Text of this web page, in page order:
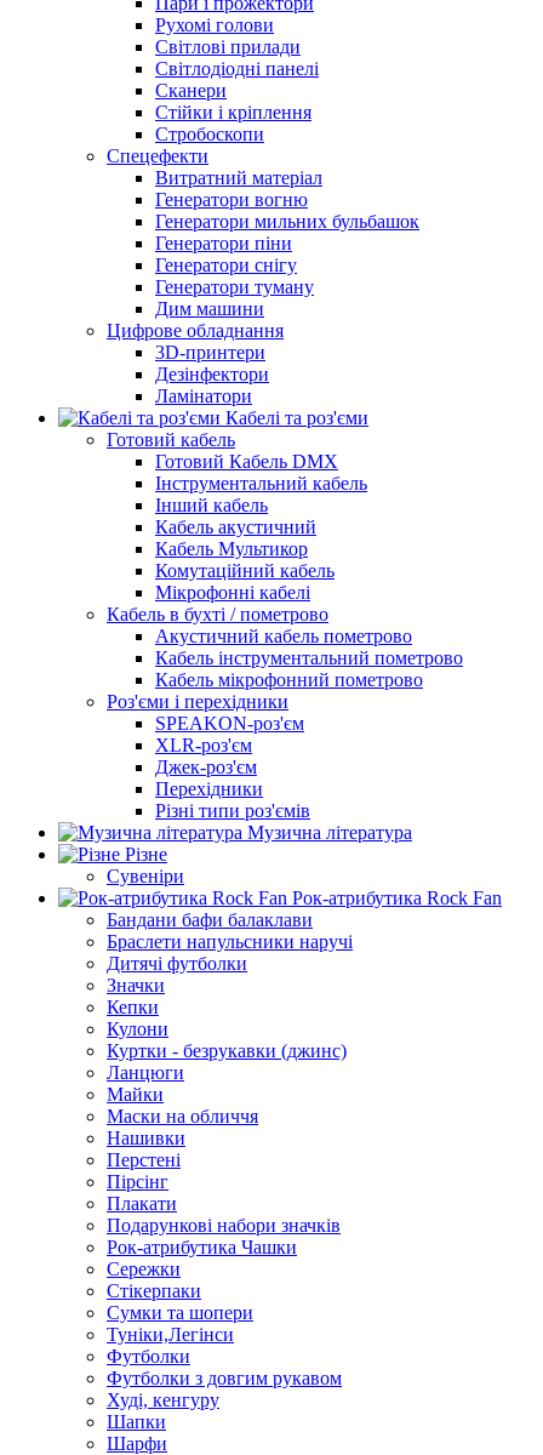
Рухомі голови
Світлові прилади
Світлодіодні панелі
Сканери
Стійки і кріплення
Стробоскопи
Спецефекти
Витратний матеріал
Генератори вогню
Генератори мильних бульбашок
Генератори піни
Генератори снігу
Генератори туману
Дим машини
Цифрове обладнання
3D-принтери
Дезінфектори
Ламінатори
Кабелі та роз'єми
Готовий кабель
Готовий Кабель DMX
Інструментальний кабель
Інший кабель
Кабель акустичний
Кабель Мультикор
Комутаційний кабель
Мікрофонні кабелі
Кабель в бухті / пометрово
Акустичний кабель пометрово
Кабель інструментальний пометрово
Кабель мікрофонний пометрово
Роз'єми і перехідники
SPEAKON-роз'єм
XLR-роз'єм
Джек-роз'єм
Перехідники
Різні типи роз'ємів
Музична література
Різне
Сувеніри
Рок-атрибутика Rock Fan
Бандани бафи балаклави
Браслети напульсники наручі
Дитячі футболки
Значки
Кепки
Кулони
Куртки - безрукавки (джинс)
Ланцюги
Майки
Маски на обличчя
Нашивки
Перстені
Пірсінг
Плакати
Подарункові набори значків
Рок-атрибутика Чашки
Сережки
Стікерпаки
Сумки та шопери
Туніки,Легінси
Футболки
Футболки з довгим рукавом
Худі, кенгуру
Шапки
Шарфи